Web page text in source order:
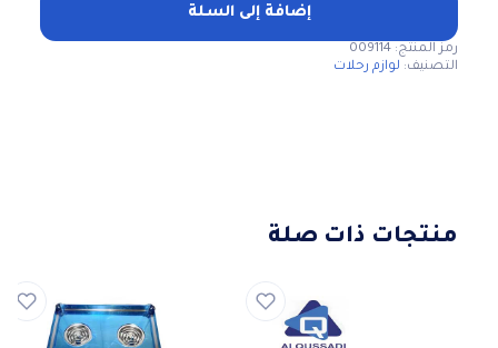
قابله
للطي
وسهلة
إضافة إلى السلة
رمز المنتج: 009114
التصنيف: لوازم رحلات
منتجات ذات صلة